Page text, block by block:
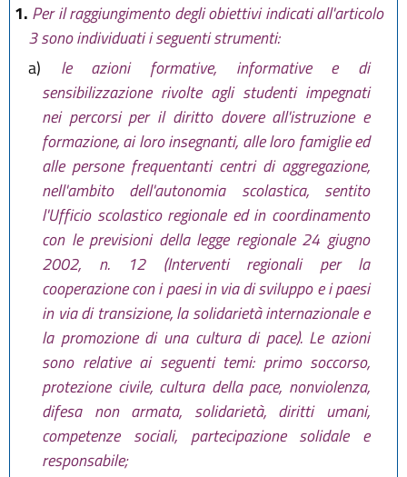
1. Per il raggiungimento degli obiettivi indicati all'articolo
3 sono individuati i seguenti strumenti:
a)
le azioni formative, informative e di
sensibilizzazione rivolte agli studenti impegnati
nei percorsi per il diritto dovere all'istruzione e
formazione, ai loro insegnanti, alle loro famiglie ed
alle persone frequentanti centri di aggregazione,
nell'ambito dell'autonomia scolastica, sentito
l'Ufficio scolastico regionale ed in coordinamento
con le previsioni della legge regionale 24 giugno
2002, n. 12 (Interventi regionali per la
cooperazione con i paesi in via di sviluppo e i paesi
in via di transizione, la solidarietà internazionale e
la promozione di una cultura di pace). Le azioni
sono relative ai seguenti temi: primo soccorso,
protezione civile, cultura della pace, nonviolenza,
difesa non armata, solidarietà, diritti umani,
competenze sociali, partecipazione solidale e
responsabile;